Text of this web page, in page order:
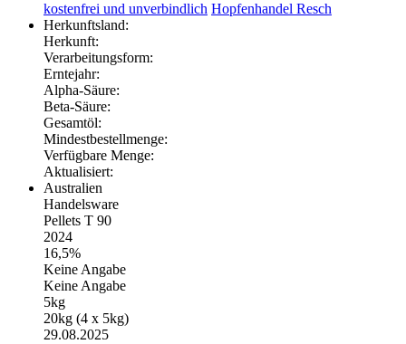
kostenfrei und unverbindlich Hopfenhandel Resch
Herkunftsland:
Herkunft:
Verarbeitungsform:
Erntejahr:
Alpha-Säure:
Beta-Säure:
Gesamtöl:
Mindestbestellmenge:
Verfügbare Menge:
Aktualisiert:
Australien
Handelsware
Pellets T 90
2024
16,5%
Keine Angabe
Keine Angabe
5kg
20kg (4 x 5kg)
29.08.2025